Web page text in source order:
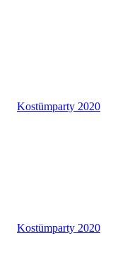
Kostümparty 2020
Kostümparty 2020